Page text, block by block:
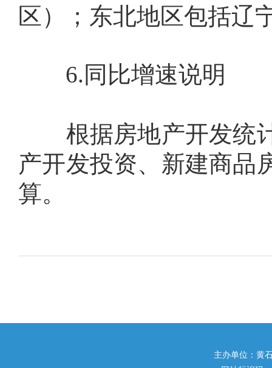
区）；东北地区包括辽
6.同比增速说明
根据房地产开发统计
产开发投资、新建商品
算。
主办单位：黄